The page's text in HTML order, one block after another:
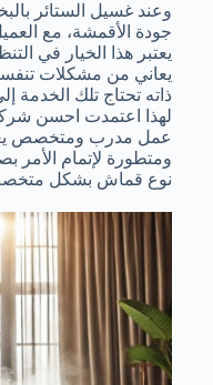
وعند غسيل الستائر
جودة الأقمشة، مع
يعتبر هذا الخيار في
يعاني من مشكلات
ذاته تحتاج تلك الخدمة
لهذا اعتمدت احسن
عمل مدرب ومتخصص
ومتطورة لإتمام الأمر
نوع قماش بشكل